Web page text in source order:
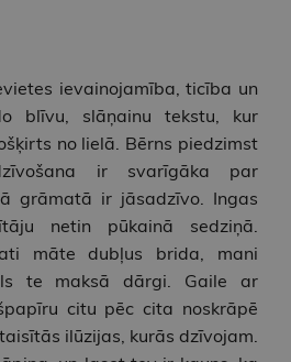
ievainojamība, ticība un
blīvu, slāņainu tekstu, kur
no lielā. Bērns piedzimst
ir svarīgāka par
grāmatā ir jāsadzīvo. Ingas
netin pūkainā sedziņā.
māte dubļus brida, mani
te maksā dārgi. Gaile ar
citu pēc cita noskrāpē
ilūzijas, kurās dzīvojam.